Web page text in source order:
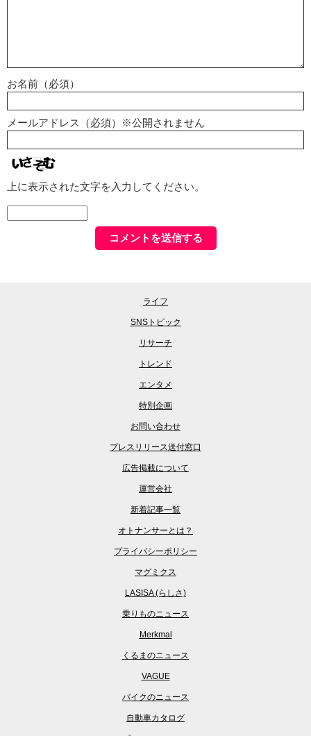
お名前（必須）
メールアドレス（必須）※公開されません
上に表示された文字を入力してください。
ライフ
SNSトピック
リサーチ
トレンド
エンタメ
特別企画
お問い合わせ
プレスリリース送付窓口
広告掲載について
運営会社
新着記事一覧
オトナンサーとは？
プライバシーポリシー
マグミクス
LASISA (らしさ)
乗りものニュース
Merkmal
くるまのニュース
VAGUE
バイクのニュース
自動車カタログ